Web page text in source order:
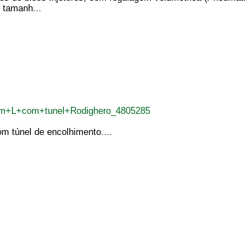
tamanh...
túnel de encolhimento....